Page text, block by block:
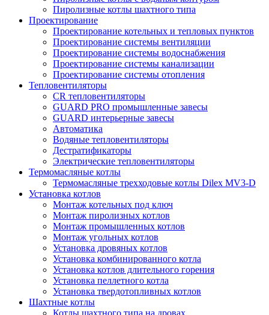
Пиролизные котлы шахтного типа
Проектирование
Проектирование котельных и тепловых пунктов
Проектирование системы вентиляции
Проектирование системы водоснабжения
Проектирование системы канализации
Проектирование системы отопления
Тепловентиляторы
CR тепловентиляторы
GUARD PRO промышленные завесы
GUARD интерьерные завесы
Автоматика
Водяные тепловентиляторы
Дестратификаторы
Электрические тепловентиляторы
Термомасляные котлы
Термомасляные трехходовые котлы Dilex MV3-D
Установка котлов
Монтаж котельных под ключ
Монтаж пиролизных котлов
Монтаж промышленных котлов
Монтаж угольных котлов
Установка дровяных котлов
Установка комбинированного котла
Установка котлов длительного горения
Установка пеллетного котла
Установка твердотопливных котлов
Шахтные котлы
Котлы шахтного типа на дровах